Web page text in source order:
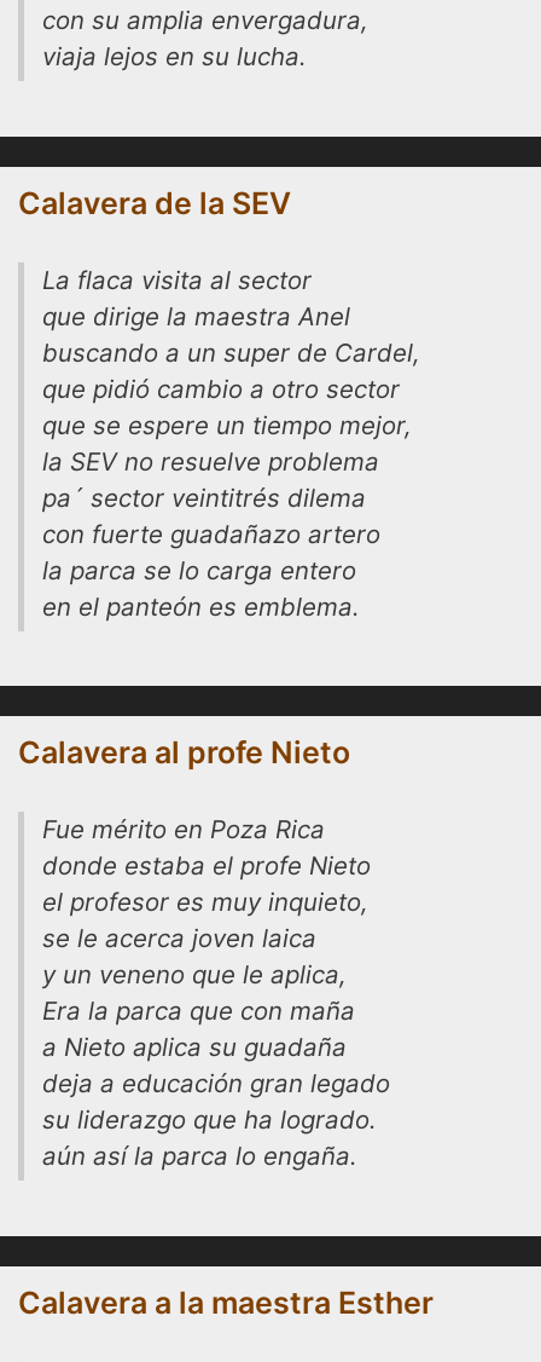
con su amplia envergadura,
viaja lejos en su lucha.
Calavera de la SEV
La flaca visita al sector
que dirige la maestra Anel
buscando a un super de Cardel,
que pidió cambio a otro sector
que se espere un tiempo mejor,
la SEV no resuelve problema
pa´ sector veintitrés dilema
con fuerte guadañazo artero
la parca se lo carga entero
en el panteón es emblema.
Calavera al profe Nieto
Fue mérito en Poza Rica
donde estaba el profe Nieto
el profesor es muy inquieto,
se le acerca joven laica
y un veneno que le aplica,
Era la parca que con maña
a Nieto aplica su guadaña
deja a educación gran legado
su liderazgo que ha logrado.
aún así la parca lo engaña.
Calavera a la maestra Esther